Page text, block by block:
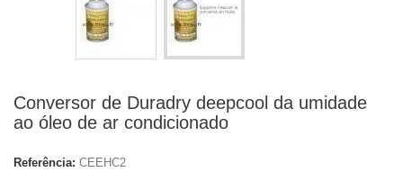
Conversor de Duradry deepcool da umidade
ao óleo de ar condicionado
Referência: CEEHC2